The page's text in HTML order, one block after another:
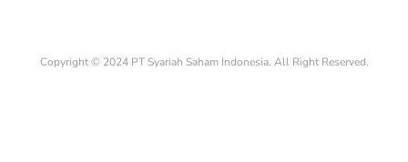
Copyright © 2024 PT Syariah Saham Indonesia. All Right Reserved.